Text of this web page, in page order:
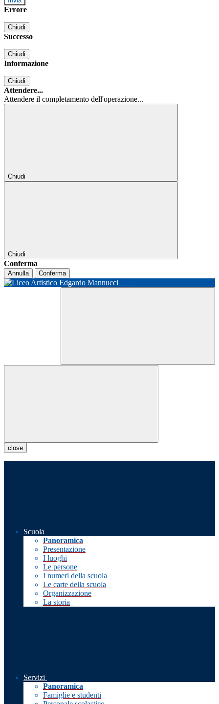
Errore
Chiudi
Successo
Chiudi
Informazione
Chiudi
Attendere...
Attendere il completamento dell'operazione...
Chiudi
Chiudi
Conferma
Annulla Conferma
close
Scuola
Panoramica
Presentazione
I luoghi
Le persone
I numeri della scuola
Le carte della scuola
Organizzazione
La storia
Servizi
Panoramica
Famiglie e studenti